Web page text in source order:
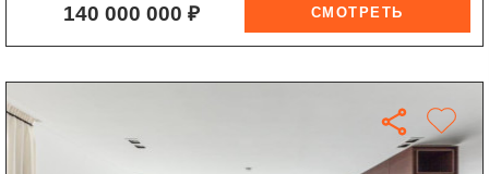
140 000 000 ₽